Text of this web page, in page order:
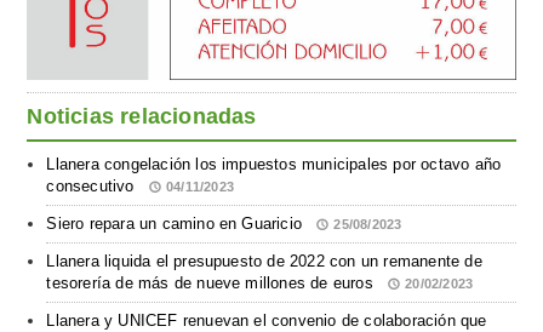
Noticias relacionadas
Llanera congelación los impuestos municipales por octavo año
consecutivo
04/11/2023
Siero repara un camino en Guaricio 25/08/2023
Llanera liquida el presupuesto de 2022 con un remanente de
tesorería de más de nueve millones de euros
20/02/2023
Llanera y UNICEF renuevan el convenio de colaboración que